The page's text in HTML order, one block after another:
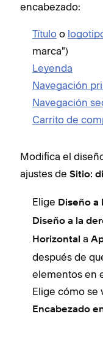
encabezado:
Título o
marca")
Leyenda
Navegación
Navegación
Carrito de
Modifica el
ajustes de Sitio:
Elige Diseño a
Diseño a la
Horizontal a
después de
elementos en
Elige cómo se
Encabezado